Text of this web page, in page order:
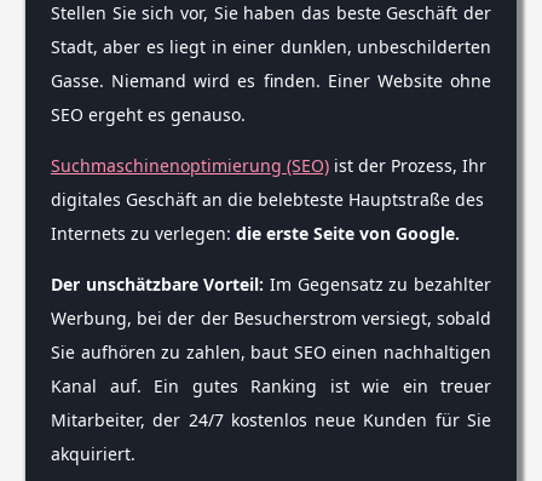
Stellen Sie sich vor, Sie haben das beste Geschäft der
Stadt, aber es liegt in einer dunklen, unbeschilderten
Gasse. Niemand wird es finden. Einer Website ohne
SEO ergeht es genauso.
Suchmaschinenoptimierung (SEO) ist der Prozess, Ihr
digitales Geschäft an die belebteste Hauptstraße des
Internets zu verlegen: die erste Seite von Google.
Der unschätzbare Vorteil: Im Gegensatz zu bezahlter
Werbung, bei der der Besucherstrom versiegt, sobald
Sie aufhören zu zahlen, baut SEO einen nachhaltigen
Kanal auf. Ein gutes Ranking ist wie ein treuer
Mitarbeiter, der 24/7 kostenlos neue Kunden für Sie
akquiriert.